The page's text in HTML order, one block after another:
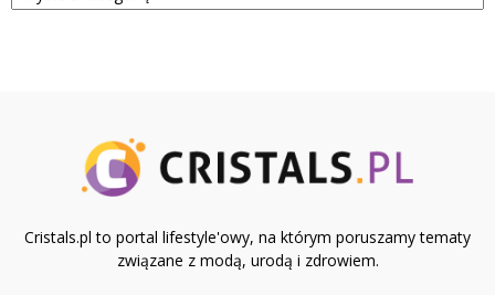
Cristals.pl to portal lifestyle'owy, na którym poruszamy tematy
związane z modą, urodą i zdrowiem.